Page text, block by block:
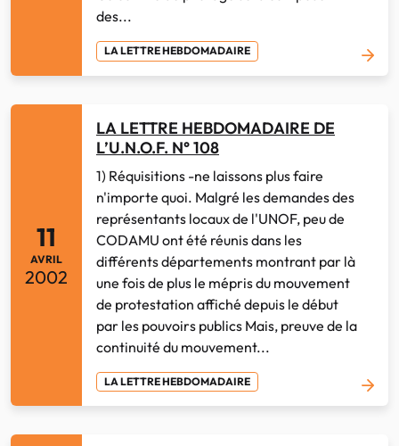
des...
LA LETTRE HEBDOMADAIRE
11
AVRIL
2002
LA LETTRE HEBDOMADAIRE DE
L’U.N.O.F. N° 108
1) Réquisitions -ne laissons plus faire
n'importe quoi. Malgré les demandes des
représentants locaux de l'UNOF, peu de
CODAMU ont été réunis dans les
différents départements montrant par là
une fois de plus le mépris du mouvement
de protestation affiché depuis le début
par les pouvoirs publics Mais, preuve de la
continuité du mouvement...
LA LETTRE HEBDOMADAIRE